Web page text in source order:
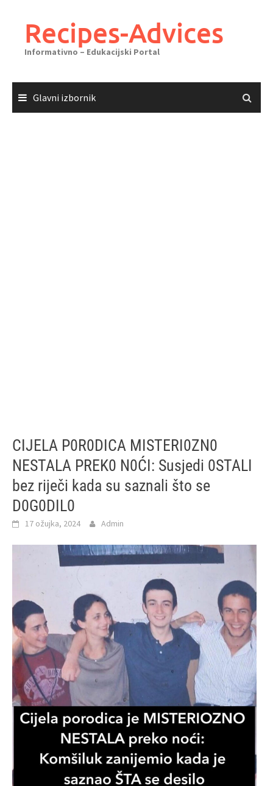
sadržajaRecipes-Advices
Informativno – Edukacijski Portal
Glavni izbornik
CIJELA P0R0DICA MISTERI0ZN0
NESTALA PREK0 N0ĆI: Susjedi 0STALI
bez riječi kada su saznali što se
D0G0DIL0
17 ožujka, 2024 Admin